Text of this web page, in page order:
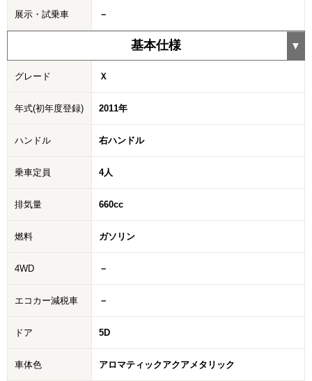
展示・試乗車 －
基本仕様
グレード Ｘ
年式(初年度登録) 2011年
ハンドル 右ハンドル
乗車定員 4人
排気量 660cc
燃料 ガソリン
4WD －
エコカー減税車 －
ドア 5D
車体色 アロマティックアクアメタリック